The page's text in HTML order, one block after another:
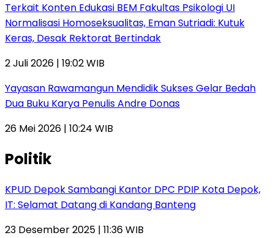
Terkait Konten Edukasi BEM Fakultas Psikologi UI
Normalisasi Homoseksualitas, Eman Sutriadi: Kutuk
Keras, Desak Rektorat Bertindak
2 Juli 2026 | 19:02 WIB
Yayasan Rawamangun Mendidik Sukses Gelar Bedah
Dua Buku Karya Penulis Andre Donas
26 Mei 2026 | 10:24 WIB
Politik
KPUD Depok Sambangi Kantor DPC PDIP Kota Depok,
IT: Selamat Datang di Kandang Banteng
23 Desember 2025 | 11:36 WIB